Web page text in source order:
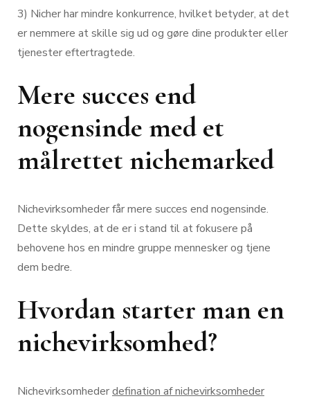
3) Nicher har mindre konkurrence, hvilket betyder, at det
er nemmere at skille sig ud og gøre dine produkter eller
tjenester eftertragtede.
Mere succes end
nogensinde med et
målrettet nichemarked
Nichevirksomheder får mere succes end nogensinde.
Dette skyldes, at de er i stand til at fokusere på
behovene hos en mindre gruppe mennesker og tjene
dem bedre.
Hvordan starter man en
nichevirksomhed?
Nichevirksomhederdefination af nichevirksomheder